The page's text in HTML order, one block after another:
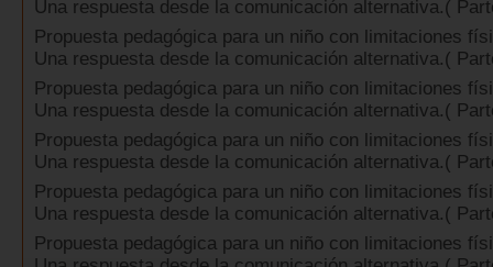
Una respuesta desde la comunicación alternativa.(
Propuesta pedagógica para un niño con limitaciones
Una respuesta desde la comunicación alternativa.(
Propuesta pedagógica para un niño con limitaciones
Una respuesta desde la comunicación alternativa.(
Propuesta pedagógica para un niño con limitaciones
Una respuesta desde la comunicación alternativa.(
Propuesta pedagógica para un niño con limitaciones
Una respuesta desde la comunicación alternativa.(
Propuesta pedagógica para un niño con limitaciones